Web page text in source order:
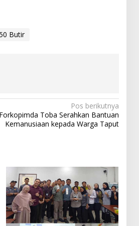
Butir
Pos berikutnya
Forkopimda Toba Serahkan Bantuan
Kemanusiaan kepada Warga Taput